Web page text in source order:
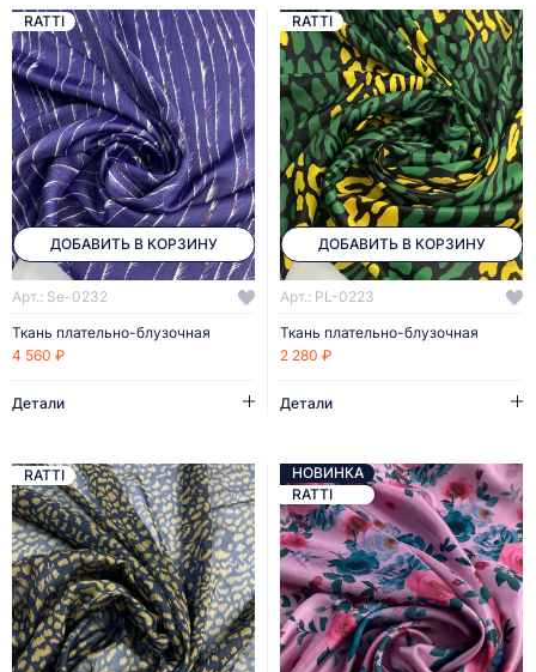
ДОБАВИТЬ В КОРЗИНУ
RATTI
Арт.: Se-0232
Ткань плательно-блузочная
4 560 ₽
Детали
ДОБАВИТЬ В КОРЗИНУ
RATTI
Арт.: PL-0223
Ткань плательно-блузочная
2 280 ₽
Детали
RATTI
НОВИНКА
RATTI